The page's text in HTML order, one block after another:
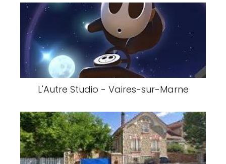
L'Autre Studio - Vaires-sur-Marne